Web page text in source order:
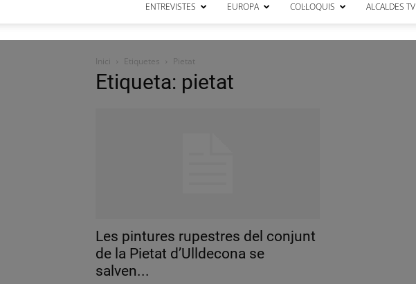
ENTREVISTES EUROPA COL·LOQUIS ALCALDES TV
Inici Etiquetes Pietat
Etiqueta: pietat
Les pintures rupestres del conjunt
de la Pietat d’Ulldecona se
salven...